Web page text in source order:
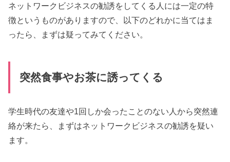
ネットワークビジネスの勧誘をしてくる人には一定の特
徴というものがありますので、以下のどれかに当てはま
ったら、まずは疑ってみてください。
突然食事やお茶に誘ってくる
学生時代の友達や1回しか会ったことのない人から突然連
絡が来たら、まずはネットワークビジネスの勧誘を疑い
ます。